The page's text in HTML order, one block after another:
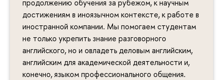
продолжению обучения за рубежом, к научным
достижениям в иноязычном контексте, к работе в
иностранной компании. Мы помогаем студентам
не только укрепить знание разговорного
английского, но и овладеть деловым английским,
английским для академической деятельности и,
конечно, языком профессионального общения.